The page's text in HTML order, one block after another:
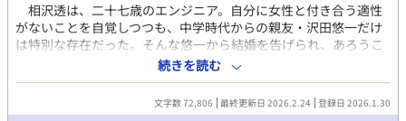
相沢透は、二十七歳のエンジニア。自分に女性と付き合う適性
がないことを自覚しつつも、中学時代からの親友・沢田悠一だけ
は特別な存在だった。そんな悠一から結婚を告げられ、あろうこ
とか「披露宴の祝辞」を頼まれてしまう。親友の幸せを願う一方
で、胸に渦巻くのは言葉にできない寂しさ。それでも透は親友へ
の想いに区切りをつけるべく、最高の祝辞を贈ることを誓う。 し
かし結婚式当日、祝儀袋を手に会場へ急ぐ透を悲劇が襲った。不
続きを読む
文字数 72,806 最終更新日 2026.2.24 登録日 2026.1.30